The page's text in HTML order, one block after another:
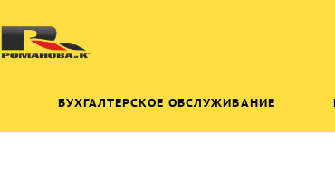
БУХГАЛТЕРСКОЕ ОБСЛУЖИВАНИЕ